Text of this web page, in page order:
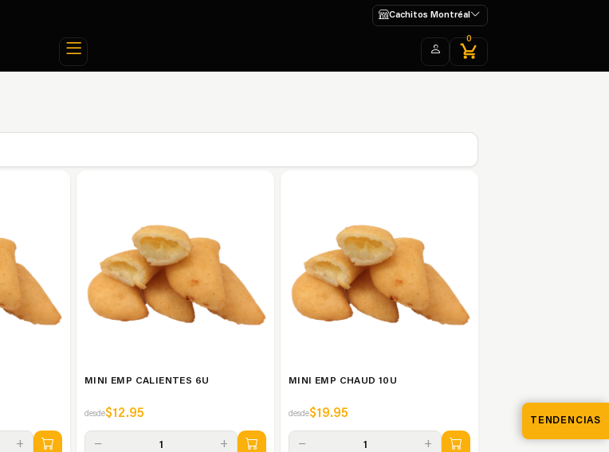
Cachitos Montréal
0
TENDENCIAS
+
MINI EMP CALIENTES 6U
desde$12.95
− 1 +
MINI EMP CHAUD 10U
desde$19.95
− 1 +